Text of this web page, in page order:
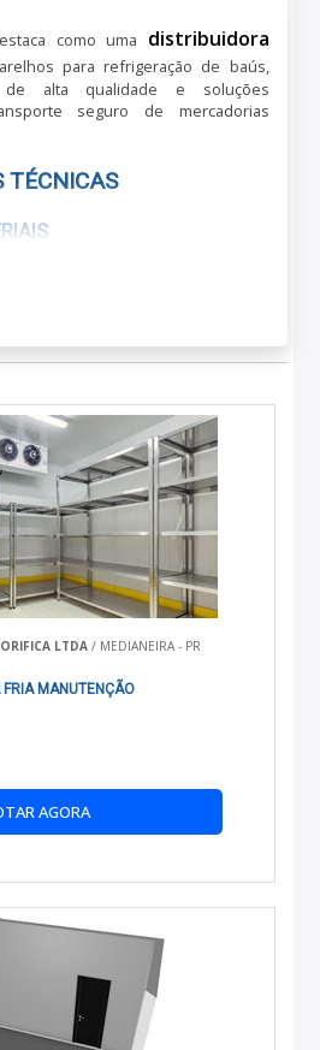
como uma distribuidora
para refrigeração de baús,
de alta qualidade e soluções
seguro de mercadorias
TÉCNICAS
dimensões compactas,
para manter temperaturas
e medicamentos. Compatível
e modelos.
aparelhos incluem economia
e manutenção prática,
e eficiência no transporte.
ALTERNATIVAS
para empresas de logística,
e qualquer negócio que necessite
e confiável.
com requisitos mínimos de
verificar regularmente as
LTDA / MEDIANEIRA - PR
MANUTENÇÃO
AGORA